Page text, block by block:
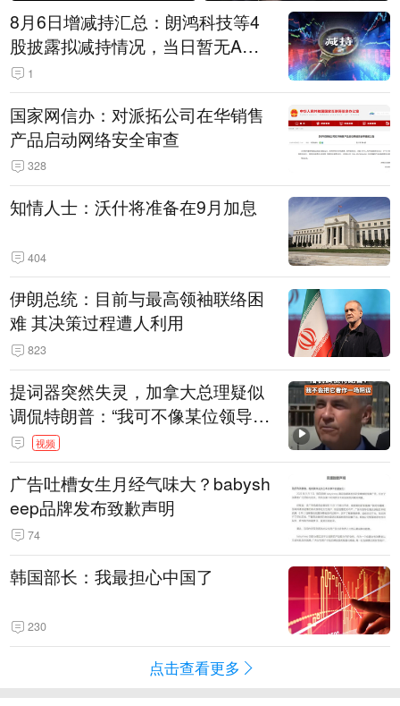
8月6日增减持汇总：朗鸿科技等4
股披露拟减持情况，当日暂无A股
公司披露拟增持情况（表）
1
国家网信办：对派拓公司在华销售
产品启动网络安全审查
328
知情人士：沃什将准备在9月加息
404
伊朗总统：目前与最高领袖联络困
难 其决策过程遭人利用
823
提词器突然失灵，加拿大总理疑似
调侃特朗普：“我可不像某位领导
人，把这当成一场阴谋”，全场哄笑
视频
广告吐槽女生月经气味大？babysh
eep品牌发布致歉声明
74
韩国部长：我最担心中国了
230
点击查看更多